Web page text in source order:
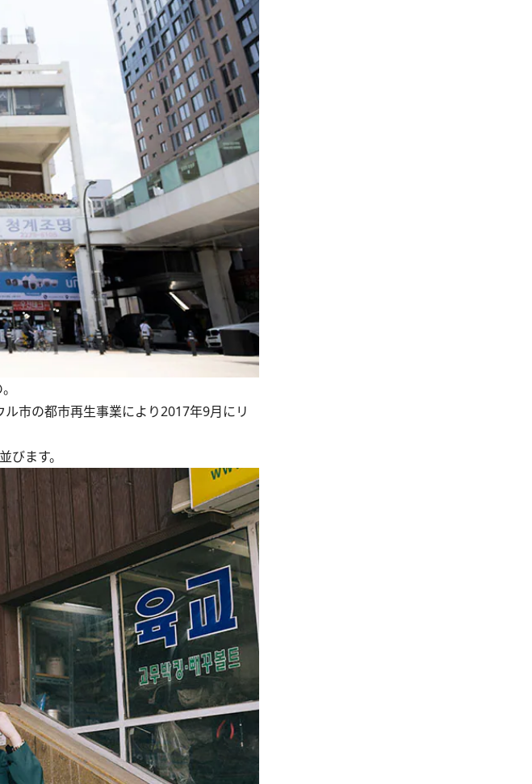
市の都市再生事業により2017年9月にリ
ます。